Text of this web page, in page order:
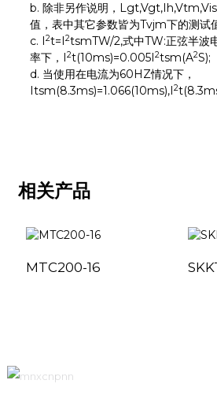
b. 除非另作说明，
值，表中其它参数皆为Tvjm下的测试
c. I
2t=I 2tsmTW/2,式中TW:正弦半波
率下，I
2t(10ms)=0.005I 2tsm(A2S);
d. 当使用在电流为60HZ情况下，
Itsm(8.3ms)=1.066(10ms),I 2
相关产品
MTC200-16